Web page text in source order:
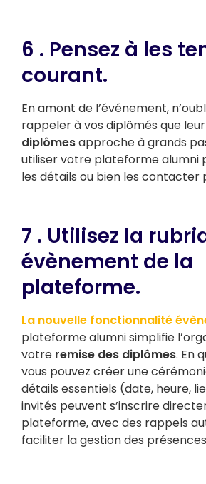
6 . Pensez à les
courant.
En amont de l’événement,
rappeler à vos diplômés que leur
diplômesapproche à grands
utiliser votre plateforme alumni
les détails ou bien les contacter
7 . Utilisez la
évènement de la
plateforme.
La nouvelle fonctionnalité
plateforme alumni simplifie
votre remise des diplômes. En
vous pouvez créer une
détails essentiels (date, heure,
invités peuvent s’inscrire
plateforme, avec des rappels
faciliter la gestion des